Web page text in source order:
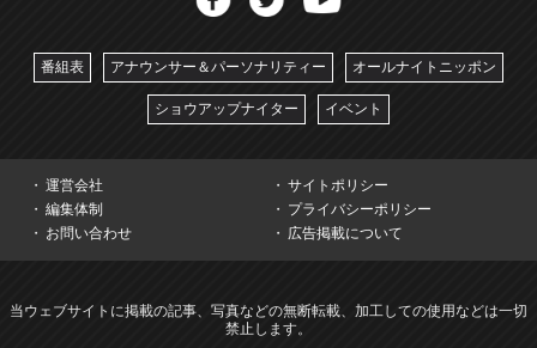
番組表 アナウンサー＆パーソナリティー オールナイトニッポン
ショウアップナイター イベント
運営会社
サイトポリシー
編集体制
プライバシーポリシー
お問い合わせ
広告掲載について
当ウェブサイトに掲載の記事、写真などの無断転載、加工しての使用などは一切
禁止します。